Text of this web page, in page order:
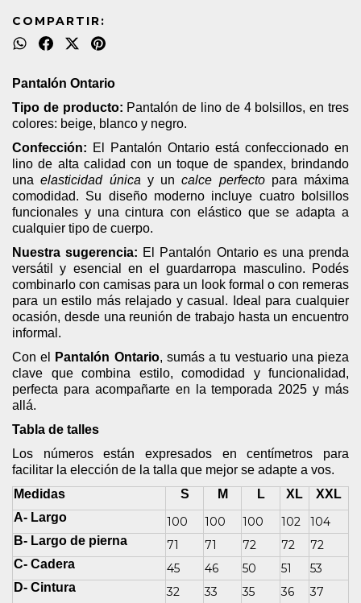
COMPARTIR:
Pantalón Ontario
Tipo de producto: Pantalón de lino de 4 bolsillos, en tres
colores: beige, blanco y negro.
Confección: El Pantalón Ontario está confeccionado en
lino de alta calidad con un toque de spandex, brindando
unaelasticidad única y uncalce perfectopara máxima
comodidad. Su diseño moderno incluye cuatro bolsillos
funcionales y una cintura con elástico que se adapta a
cualquier tipo de cuerpo.
Nuestra sugerencia: El Pantalón Ontario es una prenda
versátil y esencial en el guardarropa masculino. Podés
combinarlo con camisas para un look formal o con remeras
para un estilo más relajado y casual. Ideal para cualquier
ocasión, desde una reunión de trabajo hasta un encuentro
informal.
Con el
Pantalón Ontario, sumás a tu vestuario una pieza
clave que combina estilo, comodidad y funcionalidad,
perfecta para acompañarte en la temporada 2025 y más
allá.
Tabla de talles
Los números están expresados en centímetros para
facilitar la elección de la talla que mejor se adapte a vos.
Medidas
S M L XL
XXL
A- Largo
100 100 100 102 104
B- Largo de pierna 71 71 72 72 72
C- Cadera 45 46 50 51 53
D- Cintura 32 33 35 36 37